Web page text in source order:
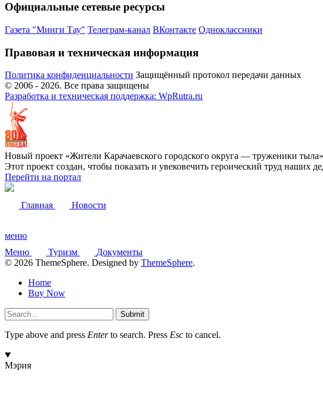
Официальные сетевые ресурсы
Газета "Минги Тау" Телеграм-канал ВКонтакте Одноклассники
Правовая и техническая информация
Политика конфиденциальности Защищённый протокол передачи данных
© 2006 - 2026. Все права защищены
Разработка и техническая поддержка: WpRutra.ru
Новый проект «Жители Карачаевского городского округа — труженики
Этот проект создан, чтобы показать и увековечить героический труд
Перейти на портал
Главная Новости
меню
Меню
Туризм
Документы
© 2026 ThemeSphere. Designed by ThemeSphere.
Home
Buy Now
Submit
Type above and press Enterto search. Press Esc to cancel.
Мэрия